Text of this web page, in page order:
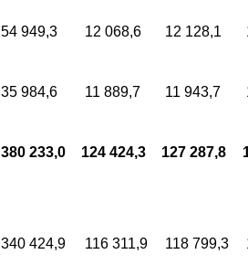
54 949,3
12 068,6 12 128,1
35 984,6 11 889,7 11 943,7
380 233,0
124 424,3 127 287,8
340 424,9
116 311,9 118 799,3